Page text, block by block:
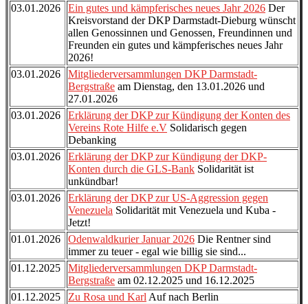
03.01.2026
Ein gutes und kämpferisches neues Jahr 2026 Der
Kreisvorstand der DKP Darmstadt-Dieburg wünscht
allen Genossinnen und Genossen, Freundinnen und
Freunden ein gutes und kämpferisches neues Jahr
2026!
03.01.2026
Mitgliederversammlungen DKP Darmstadt-
Bergstraße am Dienstag, den 13.01.2026 und
27.01.2026
03.01.2026
Erklärung der DKP zur Kündigung der Konten des
Vereins Rote Hilfe e.V Solidarisch gegen
Debanking
03.01.2026
Erklärung der DKP zur Kündigung der DKP-
Konten durch die GLS-Bank Solidarität ist
unkündbar!
03.01.2026
Erklärung der DKP zur US-Aggression gegen
Venezuela Solidarität mit Venezuela und Kuba -
Jetzt!
01.01.2026
Odenwaldkurier Januar 2026 Die Rentner sind
immer zu teuer - egal wie billig sie sind...
01.12.2025
Mitgliederversammlungen DKP Darmstadt-
Bergstraße am 02.12.2025 und 16.12.2025
01.12.2025
Zu Rosa und Karl Auf nach Berlin